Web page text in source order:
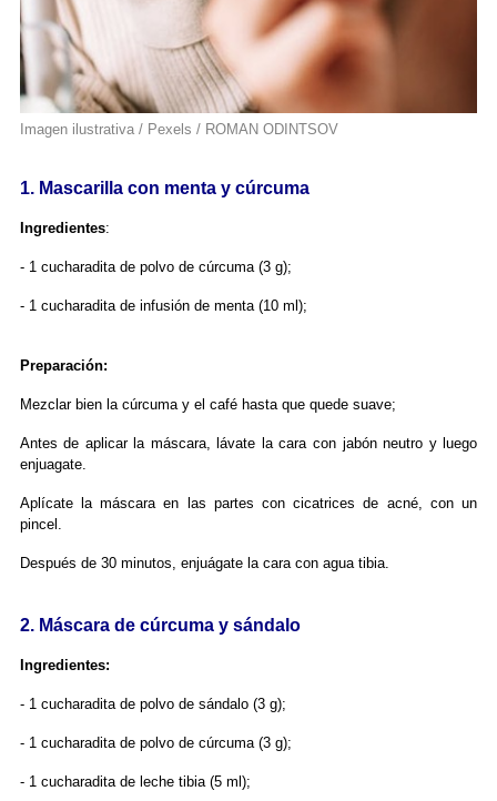
Imagen ilustrativa / Pexels / ROMAN ODINTSOV
1. Mascarilla con menta y cúrcuma
Ingredientes:
- 1 cucharadita de polvo de cúrcuma (3 g);
- 1 cucharadita de infusión de menta (10 ml);
Preparación:
Mezclar bien la cúrcuma y el café hasta que quede suave;
Antes de aplicar la máscara, lávate la cara con jabón neutro y luego
enjuagate.
Aplícate la máscara en las partes con cicatrices de acné, con un
pincel.
Después de 30 minutos, enjuágate la cara con agua tibia.
2. Máscara de cúrcuma y sándalo
Ingredientes:
- 1 cucharadita de polvo de sándalo (3 g);
- 1 cucharadita de polvo de cúrcuma (3 g);
- 1 cucharadita de leche tibia (5 ml);